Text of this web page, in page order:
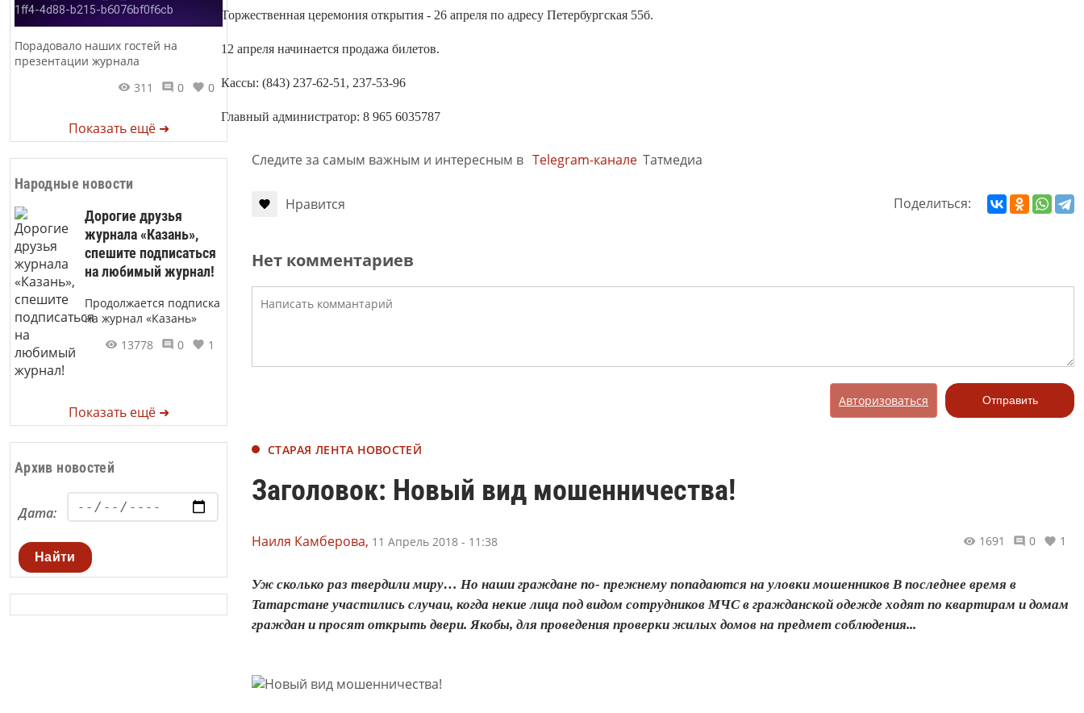
Порадовало наших гостей на
презентации журнала
311
0 0
Показать ещё ➜
Народные новости
Дорогие друзья
журнала «Казань»,
спешите подписаться
на любимый журнал!
Продолжается подписка
на журнал «Казань»
13778
0 1
Показать ещё ➜
Архив новостей
Дата:
Найти
Торжественная церемония открытия - 26 апреля по адресу Петербургская 55б.
12 апреля начинается продажа билетов.
Кассы: (843) 237-62-51, 237-53-96
Главный администратор: 8 965 6035787
Следите за самым важным и интересным в Telegram-канале Татмедиа
Нравится Поделиться:
Нет комментариев
Авторизоваться Отправить
СТАРАЯ ЛЕНТА НОВОСТЕЙ
Заголовок: Новый вид мошенничества!
Наиля Камберова, 11 Апрель 2018 - 11:38 1691 0 1
Уж сколько раз твердили миру… Но наши граждане по- прежнему попадаются на уловки мошенников В последнее время в
Татарстане участились случаи, когда некие лица под видом сотрудников МЧС в гражданской одежде ходят по квартирам и домам
граждан и просят открыть двери. Якобы, для проведения проверки жилых домов на предмет соблюдения...